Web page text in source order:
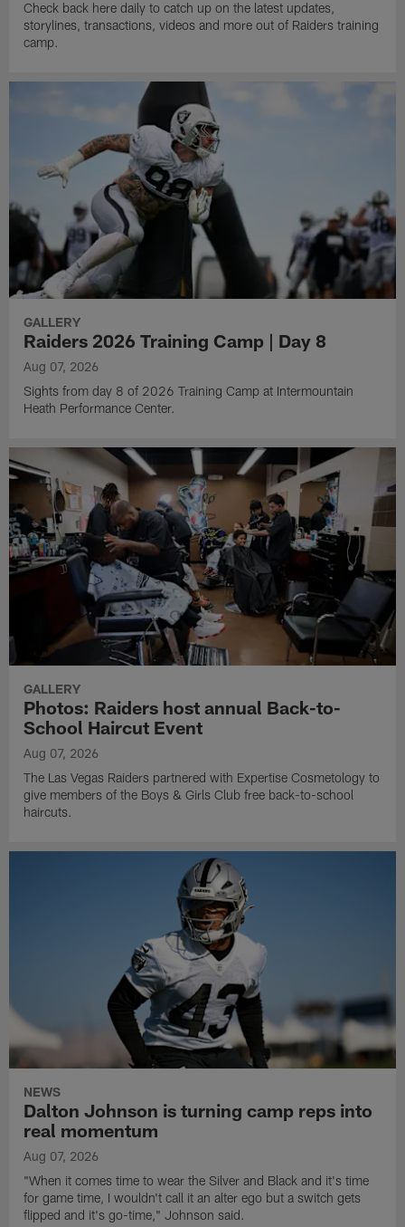
Check back here daily to catch up on the latest updates,
storylines, transactions, videos and more out of Raiders training
camp.
GALLERY
Raiders 2026 Training Camp | Day 8
Aug 07, 2026
Sights from day 8 of 2026 Training Camp at Intermountain
Heath Performance Center.
GALLERY
Photos: Raiders host annual Back-to-
School Haircut Event
Aug 07, 2026
The Las Vegas Raiders partnered with Expertise Cosmetology to
give members of the Boys & Girls Club free back-to-school
haircuts.
NEWS
Dalton Johnson is turning camp reps into
real momentum
Aug 07, 2026
"When it comes time to wear the Silver and Black and it's time
for game time, I wouldn't call it an alter ego but a switch gets
flipped and it's go-time," Johnson said.